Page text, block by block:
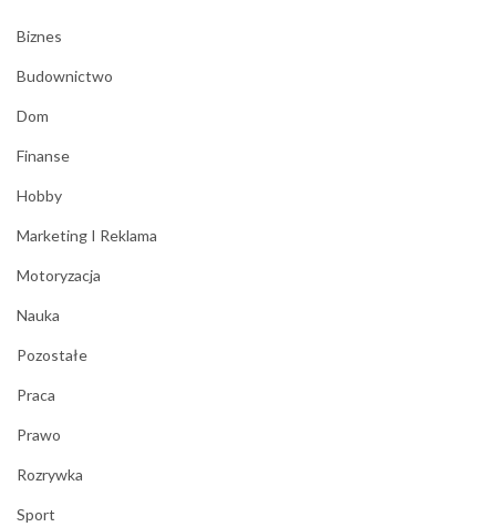
Biznes
Budownictwo
Dom
Finanse
Hobby
Marketing I Reklama
Motoryzacja
Nauka
Pozostałe
Praca
Prawo
Rozrywka
Sport